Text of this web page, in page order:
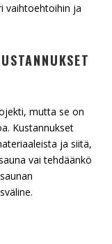
vaihtoehtoihin ja
mutta se on
Kustannukset
ja siitä,
vai tehdäänkö